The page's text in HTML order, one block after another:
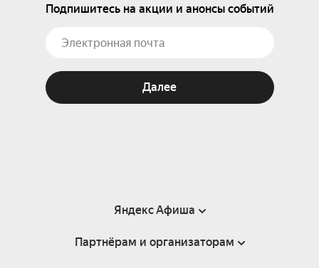
Подпишитесь на акции и анонсы событий
Далее
Яндекс Афиша
Справка
Партнёрам и организаторам